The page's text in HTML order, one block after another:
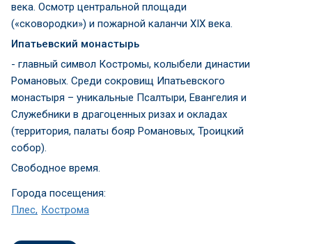
века. Осмотр центральной площади
(«сковородки») и пожарной каланчи XIX века.
Ипатьевский монастырь
- главный символ Костромы, колыбели династии
Романовых. Среди сокровищ Ипатьевского
монастыря – уникальные Псалтыри, Евангелия и
Служебники в драгоценных ризах и окладах
(территория, палаты бояр Романовых, Троицкий
собор).
Свободное время.
Города посещения:
Плес Кострома